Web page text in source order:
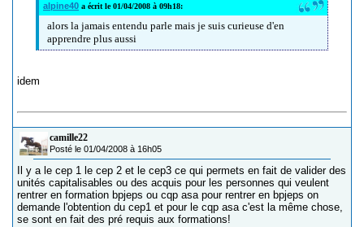
alpine40 a écrit le 01/04/2008 à 09h18:
alors la jamais entendu parle mais je suis curieuse d'en
apprendre plus aussi
idem
camille22
Posté le 01/04/2008 à 16h05
Il y a le cep 1 le cep 2 et le cep3 ce qui permets en fait de valider des
unités capitalisables ou des acquis pour les personnes qui veulent
rentrer en formation bpjeps ou cqp asa pour rentrer en bpjeps on
demande l'obtention du cep1 et pour le cqp asa c'est la même chose,
se sont en fait des pré requis aux formations!